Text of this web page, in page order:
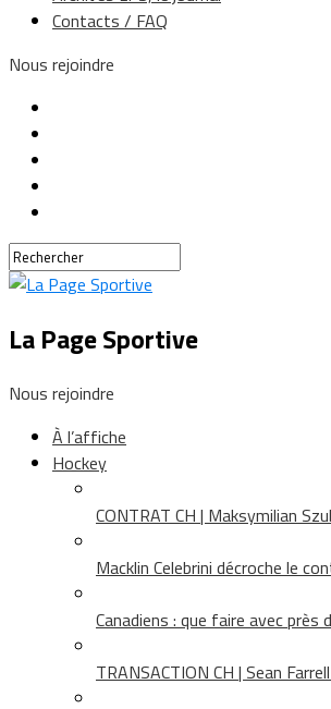
Contacts / FAQ
Nous rejoindre
La Page Sportive
Nous rejoindre
À l’affiche
Hockey
CONTRAT CH | Maksymilian
Macklin Celebrini décroche le
Canadiens : que faire avec près
TRANSACTION CH | Sean